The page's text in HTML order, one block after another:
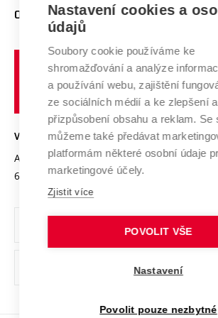
E-přihláška
Doktorské studium
Podpora podnikání
Mezinárodní vědecká rada
Systém zajišťování kvality výzkumu
Výzkumné infrastruktury
Transfer znalostí
Open Science
Projekty
Projekty ze strukturálních fondů
Specifický výzkum
Zahraniční spolupráce
Spolupráce se školami
Služby univerzity
Mezinárodní dohody
Univerzitní sítě
O UNIVERZITĚ
Profil univerzity
Udržitelná univerzita
Podnikavá univerzita / ContriBUTe
Bezpečná univerzita
Vyznamenání
Organizační struktura
Ochrana osobních údajů
odkaz)
VYSOKÉ UČENÍ TECHNICKÉ V BRNĚ
Antonínská 548/1
602 00 Brno
www.vut.cz
vut@vutbr.cz
Nastavení cookies a
údajů
Soubory cookie používáme ke
shromažďování a analýze
a používání webu, zajištění
ze sociálních médií a ke zlepšení a
přizpůsobení obsahu a reklam. Se
můžeme také předávat
platformám některé osobní údaje
marketingové účely.
Zjistit více
POVOLIT VŠE
Nastavení
Povolit pouze nezbytné